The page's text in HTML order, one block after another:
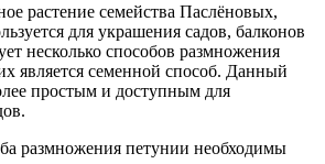
растение семейства Паслёновых,
для украшения садов, балконов
несколько способов размножения
является семенной способ. Данный
простым и доступным для
размножения петунии необходимы